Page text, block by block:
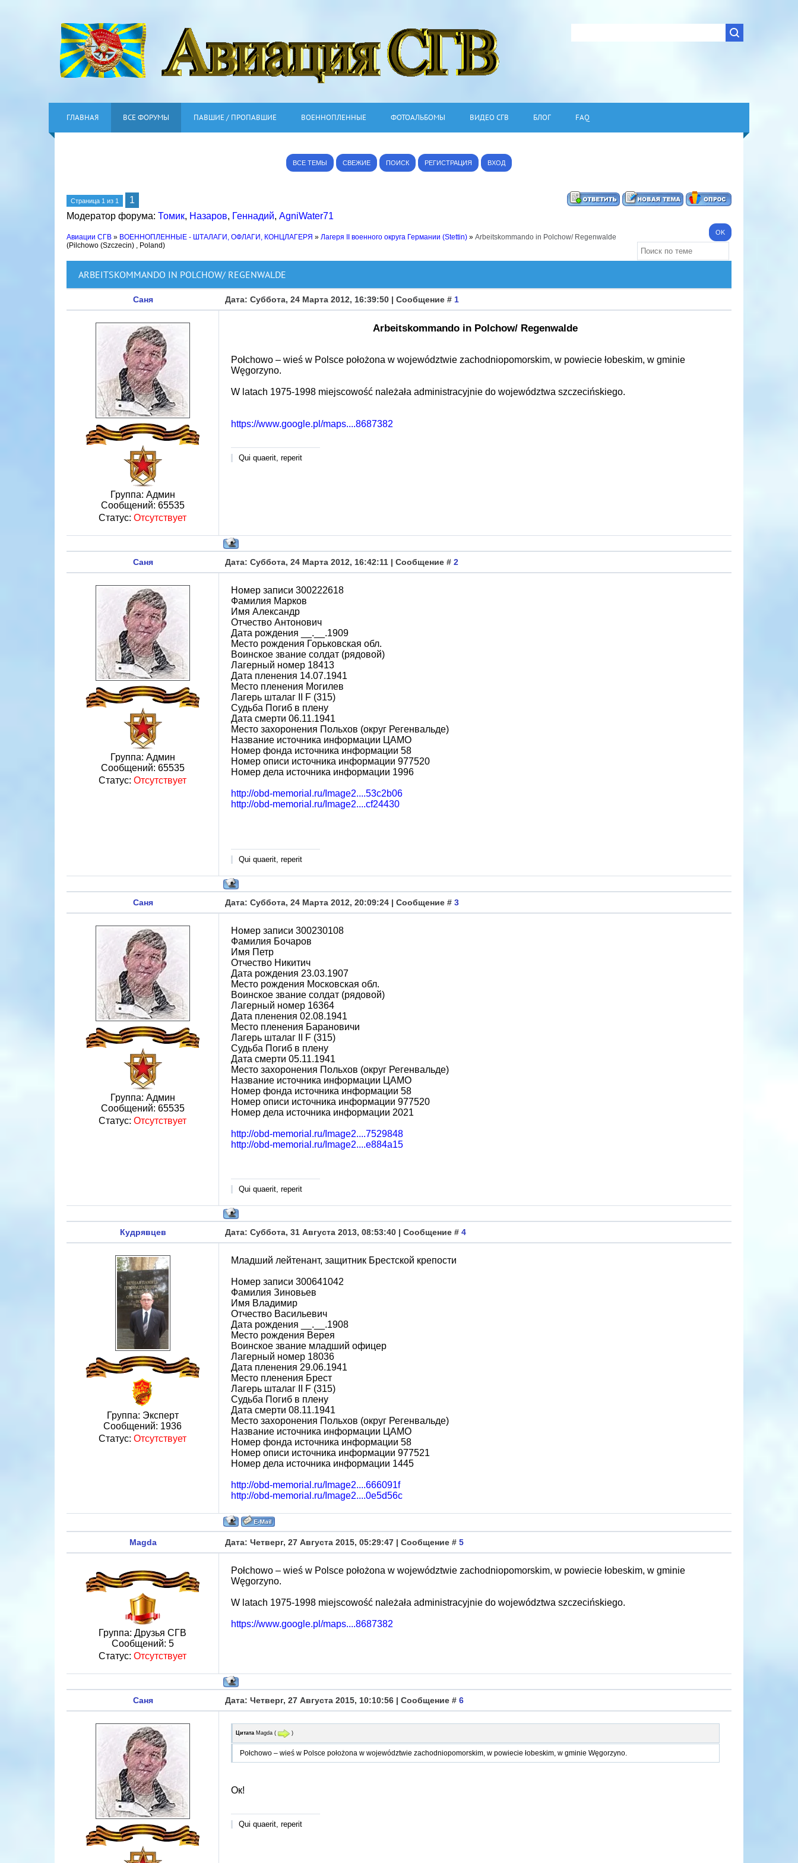
ГЛАВНАЯ ВСЕ ФОРУМЫ ПАВШИЕ / ПРОПАВШИЕ ВОЕННОПЛЕННЫЕ ФОТОАЛЬБОМЫ ВИДЕО СГВ БЛОГ FAQ
ВСЕ ТЕМЫ СВЕЖИЕ ПОИСК РЕГИСТРАЦИЯ ВХОД
Страница 1 из 1
1
Модератор форума: Томик, Назаров, Геннадий, AgniWater71
Авиации СГВ » ВОЕННОПЛЕННЫЕ - ШТАЛАГИ, ОФЛАГИ, КОНЦЛАГЕРЯ » Лагеря II военного округа Германии (Stettin) » Arbeitskommando in Polchow/ Regenwalde
(Pilchowo (Szczecin) , Poland)
ARBEITSKOMMANDO IN POLCHOW/ REGENWALDE
Саня Дата: Суббота, 24 Марта 2012, 16:39:50 | Сообщение # 1
Группа: Админ
Сообщений: 65535
Статус: Отсутствует
Arbeitskommando in Polchow/ Regenwalde
Połchowo – wieś w Polsce położona w województwie zachodniopomorskim, w powiecie łobeskim, w gminie
Węgorzyno.
W latach 1975-1998 miejscowość należała administracyjnie do województwa szczecińskiego.
https://www.google.pl/maps....8687382
Qui quaerit, reperit
Саня Дата: Суббота, 24 Марта 2012, 16:42:11 | Сообщение # 2
Группа: Админ
Сообщений: 65535
Статус: Отсутствует
Номер записи 300222618
Фамилия Марков
Имя Александр
Отчество Антонович
Дата рождения __.__.1909
Место рождения Горьковская обл.
Воинское звание солдат (рядовой)
Лагерный номер 18413
Дата пленения 14.07.1941
Место пленения Могилев
Лагерь шталаг II F (315)
Судьба Погиб в плену
Дата смерти 06.11.1941
Место захоронения Польхов (округ Регенвальде)
Название источника информации ЦАМО
Номер фонда источника информации 58
Номер описи источника информации 977520
Номер дела источника информации 1996
http://obd-memorial.ru/Image2....53c2b06
http://obd-memorial.ru/Image2....cf24430
Qui quaerit, reperit
Саня Дата: Суббота, 24 Марта 2012, 20:09:24 | Сообщение # 3
Группа: Админ
Сообщений: 65535
Статус: Отсутствует
Номер записи 300230108
Фамилия Бочаров
Имя Петр
Отчество Никитич
Дата рождения 23.03.1907
Место рождения Московская обл.
Воинское звание солдат (рядовой)
Лагерный номер 16364
Дата пленения 02.08.1941
Место пленения Барановичи
Лагерь шталаг II F (315)
Судьба Погиб в плену
Дата смерти 05.11.1941
Место захоронения Польхов (округ Регенвальде)
Название источника информации ЦАМО
Номер фонда источника информации 58
Номер описи источника информации 977520
Номер дела источника информации 2021
http://obd-memorial.ru/Image2....7529848
http://obd-memorial.ru/Image2....e884a15
Qui quaerit, reperit
Кудрявцев Дата: Суббота, 31 Августа 2013, 08:53:40 | Сообщение # 4
Группа: Эксперт
Сообщений: 1936
Статус: Отсутствует
Младший лейтенант, защитник Брестской крепости
Номер записи 300641042
Фамилия Зиновьев
Имя Владимир
Отчество Васильевич
Дата рождения __.__.1908
Место рождения Верея
Воинское звание младший офицер
Лагерный номер 18036
Дата пленения 29.06.1941
Место пленения Брест
Лагерь шталаг II F (315)
Судьба Погиб в плену
Дата смерти 08.11.1941
Место захоронения Польхов (округ Регенвальде)
Название источника информации ЦАМО
Номер фонда источника информации 58
Номер описи источника информации 977521
Номер дела источника информации 1445
http://obd-memorial.ru/Image2....666091f
http://obd-memorial.ru/Image2....0e5d56c
Magda Дата: Четверг, 27 Августа 2015, 05:29:47 | Сообщение # 5
Группа: Друзья СГВ
Сообщений: 5
Статус: Отсутствует
Połchowo – wieś w Polsce położona w województwie zachodniopomorskim, w powiecie łobeskim, w gminie
Węgorzyno.
W latach 1975-1998 miejscowość należała administracyjnie do województwa szczecińskiego.
https://www.google.pl/maps....8687382
Саня Дата: Четверг, 27 Августа 2015, 10:10:56 | Сообщение # 6
Цитата Magda ( )
Połchowo – wieś w Polsce położona w województwie zachodniopomorskim, w powiecie łobeskim, w gminie Węgorzyno.
Ок!
Qui quaerit, reperit